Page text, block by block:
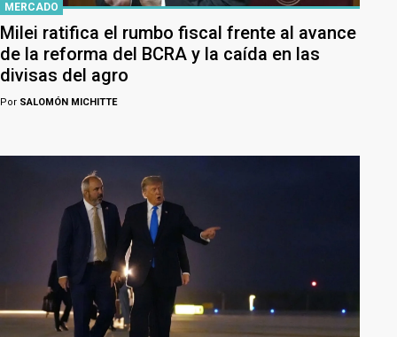
MERCADO
Milei ratifica el rumbo fiscal frente al avance
de la reforma del BCRA y la caída en las
divisas del agro
Por SALOMÓN MICHITTE